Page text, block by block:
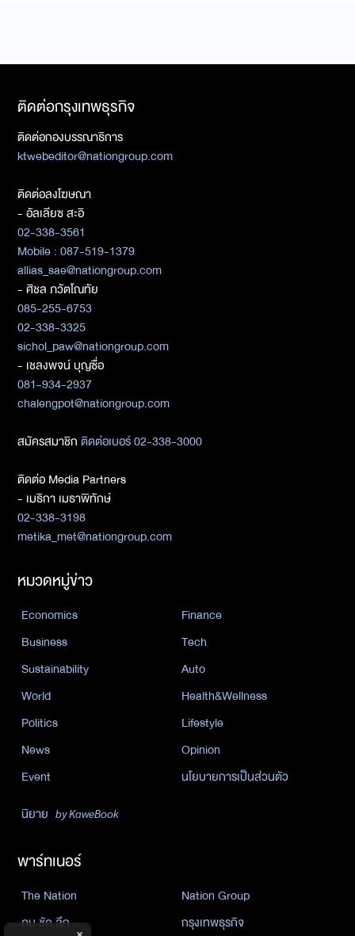
ติดต่อกรุงเทพธุรกิจ
ติดต่อกองบรรณาธิการ
ktwebeditor@nationgroup.com
ติดต่อลงโฆษณา
- อัลเลียซ สะอิ
02-338-3561
Mobile : 087-519-1379
allias_sae@nationgroup.com
- ศิชล ภวัตโณทัย
085-255-6753
02-338-3325
sichol_paw@nationgroup.com
- เชลงพจน์ บุญซื่อ
081-934-2937
chalengpot@nationgroup.com
สมัครสมาชิกติดต่อเบอร์ 02-338-3000
ติดต่อ Media Partners
- เมธิกา เมธาพิทักษ์
02-338-3198
metika_met@nationgroup.com
หมวดหมู่ข่าว
Economics
Finance
Business
Tech
Sustainability
Auto
World
Health&Wellness
Politics
Lifestyle
News
Opinion
Event
นโยบายการเป็นส่วนตัว
นิยาย by KaweBook
พาร์ทเนอร์
The Nation
Nation Group
คม ชัด ลึก
กรุงเทพธุรกิจ